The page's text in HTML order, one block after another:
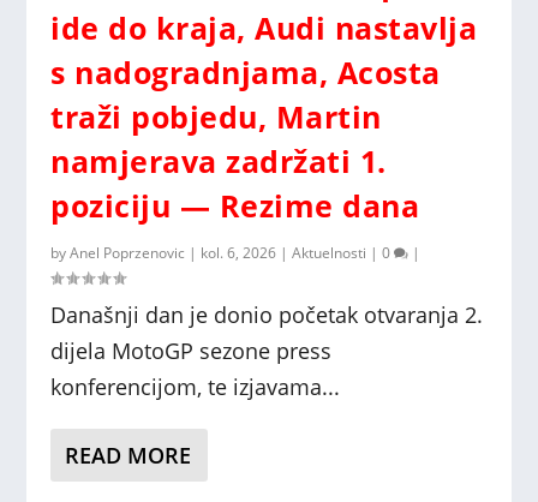
obn...
posao, ...
Azerbejd...
ide do kraja, Audi nastavlja
s nadogradnjama, Acosta
traži pobjedu, Martin
namjerava zadržati 1.
poziciju — Rezime dana
byAnel Poprzenovic | kol. 6, 2026 |Aktuelnosti |0 |
Današnji dan je donio početak otvaranja 2.
dijela MotoGP sezone press
konferencijom, te izjavama...
READ MORE